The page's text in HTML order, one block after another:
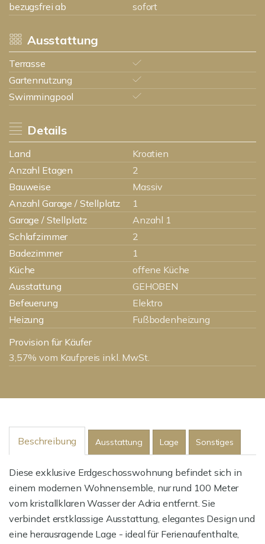
bezugsfrei ab
sofort
Ausstattung
Terrasse
Gartennutzung
Swimmingpool
Details
Land
Kroatien
Anzahl Etagen
2
Bauweise
Massiv
Anzahl Garage / Stellplatz
1
Garage / Stellplatz
Anzahl 1
Schlafzimmer
2
Badezimmer
1
Küche
offene Küche
Ausstattung
GEHOBEN
Befeuerung
Elektro
Heizung
Fußbodenheizung
Provision für Käufer
3,57% vom Kaufpreis inkl. MwSt.
Beschreibung Ausstattung Lage Sonstiges
Diese exklusive Erdgeschosswohnung befindet sich in
einem modernen Wohnensemble, nur rund 100 Meter
vom kristallklaren Wasser der Adria entfernt. Sie
verbindet erstklassige Ausstattung, elegantes Design und
eine herausragende Lage - ideal für Ferienaufenthalte,